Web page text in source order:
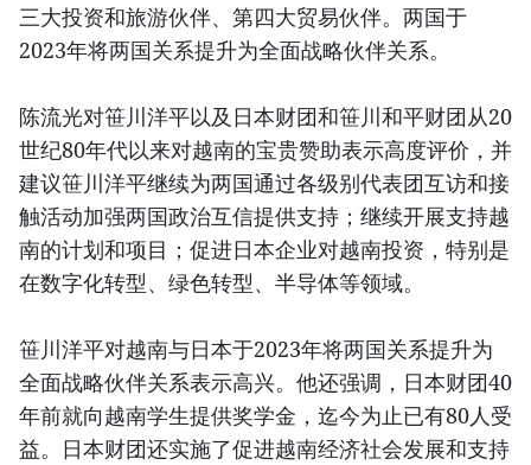
三大投资和旅游伙伴、第四大贸易伙伴。两国于
2023年将两国关系提升为全面战略伙伴关系。
陈流光对笹川洋平以及日本财团和笹川和平财团从20
世纪80年代以来对越南的宝贵赞助表示高度评价，并
建议笹川洋平继续为两国通过各级别代表团互访和接
触活动加强两国政治互信提供支持；继续开展支持越
南的计划和项目；促进日本企业对越南投资，特别是
在数字化转型、绿色转型、半导体等领域。
笹川洋平对越南与日本于2023年将两国关系提升为
全面战略伙伴关系表示高兴。他还强调，日本财团40
年前就向越南学生提供奖学金，迄今为止已有80人受
益。日本财团还实施了促进越南经济社会发展和支持